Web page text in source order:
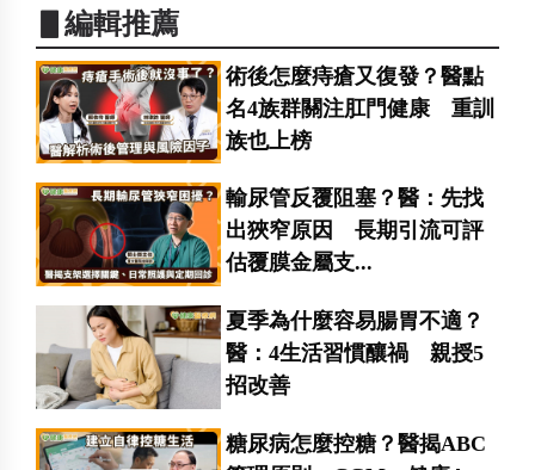
▋編輯推薦
術後怎麼痔瘡又復發？醫點
名4族群關注肛門健康 重訓
族也上榜
輸尿管反覆阻塞？醫：先找
出狹窄原因 長期引流可評
估覆膜金屬支...
夏季為什麼容易腸胃不適？
醫：4生活習慣釀禍 親授5
招改善
糖尿病怎麼控糖？醫揭ABC